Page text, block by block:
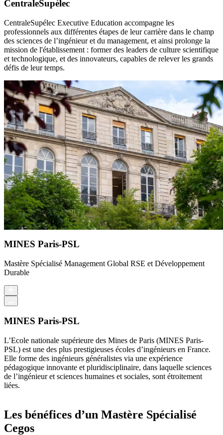
CentraleSupélec
CentraleSupélec Executive Education accompagne les
professionnels aux différentes étapes de leur carrière dans le champ
des sciences de l’ingénieur et du management, et ainsi prolonge la
mission de l'établissement : former des leaders de culture scientifique
et technologique, et des innovateurs, capables de relever les grands
défis de leur temps.
MINES Paris-PSL
Mastère Spécialisé Management Global RSE et Développement
Durable
MINES Paris-PSL
L’Ecole nationale supérieure des Mines de Paris (MINES Paris-
PSL) est une des plus prestigieuses écoles d’ingénieurs en France.
Elle forme des ingénieurs généralistes via une expérience
pédagogique innovante et pluridisciplinaire, dans laquelle sciences
de l’ingénieur et sciences humaines et sociales, sont étroitement
liées.
Les bénéfices d’un Mastère Spécialisé
Cegos